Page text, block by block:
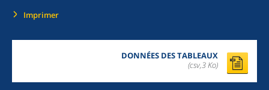
Imprimer
DONNÉES DES TABLEAUX
(csv,3 Ko)